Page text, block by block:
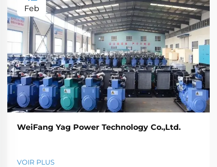
Feb
WeiFang Yag Power Technology Co.,Ltd.
VOIR PLUS